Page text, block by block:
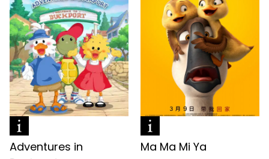
Adventures in
Ma Ma Mi Ya